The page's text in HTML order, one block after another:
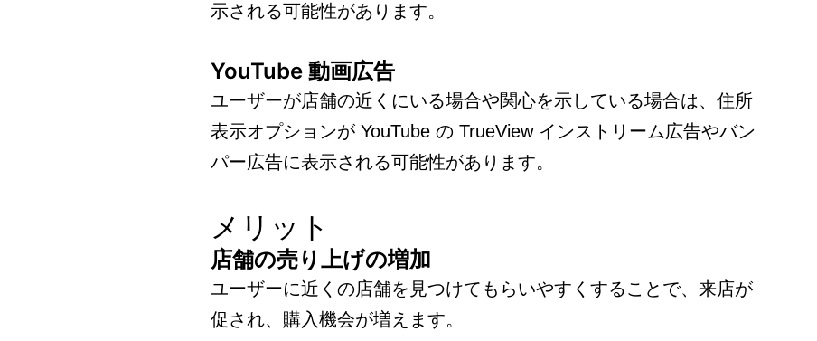
示される可能性があります。
YouTube 動画広告
ユーザーが店舗の近くにいる場合や関心を示している場合は、住所
表示オプションが YouTube の TrueView インストリーム広告やバン
パー広告に表示される可能性があります。
メリット
店舗の売り上げの増加
ユーザーに近くの店舗を見つけてもらいやすくすることで、来店が
促され、購入機会が増えます。